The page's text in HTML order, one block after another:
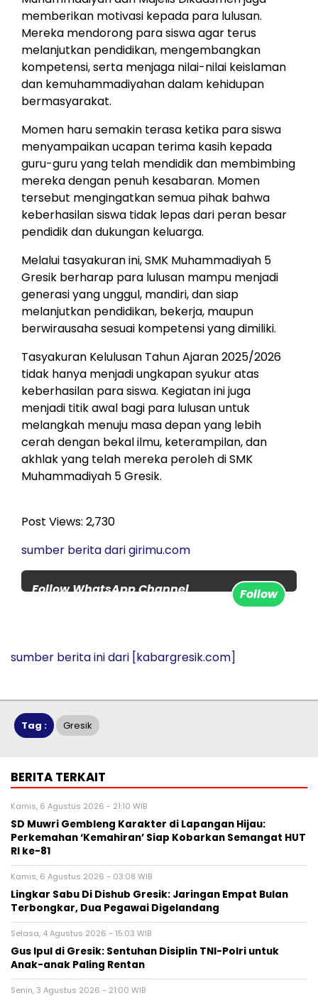
memberikan motivasi kepada para lulusan.
Mereka mendorong para siswa agar terus
melanjutkan pendidikan, mengembangkan
kompetensi, serta menjaga nilai-nilai keislaman
dan kemuhammadiyahan dalam kehidupan
bermasyarakat.
Momen haru semakin terasa ketika para siswa
menyampaikan ucapan terima kasih kepada
guru-guru yang telah mendidik dan membimbing
mereka dengan penuh kesabaran. Momen
tersebut mengingatkan semua pihak bahwa
keberhasilan siswa tidak lepas dari peran besar
pendidik dan dukungan keluarga.
Melalui tasyakuran ini, SMK Muhammadiyah 5
Gresik berharap para lulusan mampu menjadi
generasi yang unggul, mandiri, dan siap
melanjutkan pendidikan, bekerja, maupun
berwirausaha sesuai kompetensi yang dimiliki.
Tasyakuran Kelulusan Tahun Ajaran 2025/2026
tidak hanya menjadi ungkapan syukur atas
keberhasilan para siswa. Kegiatan ini juga
menjadi titik awal bagi para lulusan untuk
melangkah menuju masa depan yang lebih
cerah dengan bekal ilmu, keterampilan, dan
akhlak yang telah mereka peroleh di SMK
Muhammadiyah 5 Gresik.
Post Views: 2,730
sumber berita dari girimu.com
Follow WhatsApp Channel
Follow
sumber berita ini dari [kabargresik.com]
Tag : Gresik
BERITA TERKAIT
Kamis, 6 Agustus 2026 - 21:10 WIB
SD Muwri Gembleng Karakter di Lapangan Hijau:
Perkemahan ‘Kemahiran’ Siap Kobarkan Semangat HUT
RI ke-81
Kamis, 6 Agustus 2026 - 03:08 WIB
Lingkar Sabu Di Dishub Gresik: Jaringan Empat Bulan
Terbongkar, Dua Pegawai Digelandang
Selasa, 4 Agustus 2026 - 15:03 WIB
Gus Ipul di Gresik: Sentuhan Disiplin TNI-Polri untuk
Anak-anak Paling Rentan
Senin, 3 Agustus 2026 - 21:00 WIB